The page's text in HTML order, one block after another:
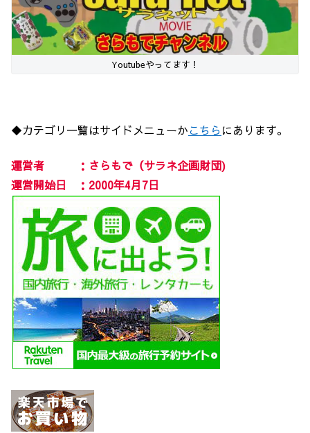
Youtubeやってます！
◆カテゴリ一覧はサイドメニューかこちら にあります。
運営者 ：さらもで（サラネ企画財団)
運営開始日 ：2000年4月7日